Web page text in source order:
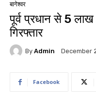
बागेश्वर
पूर्व प्रधान से 5 लाख
गिरफ्तार
By Admin December
Facebook